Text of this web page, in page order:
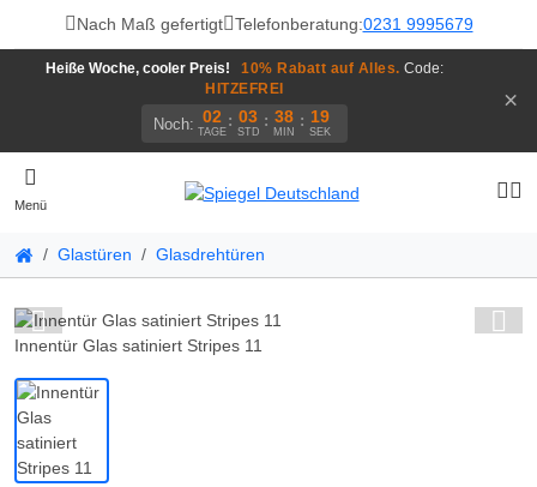
Nach Maß gefertigt Telefonberatung:0231 9995679
Heiße Woche, cooler Preis! 10% Rabatt auf Alles. Code:
HITZEFREI
Noch: 02
TAGE
: 03
STD
: 38
MIN
: 19
SEK
×
Menü
Glastüren Glasdrehtüren
Innentür Glas satiniert Stripes 11